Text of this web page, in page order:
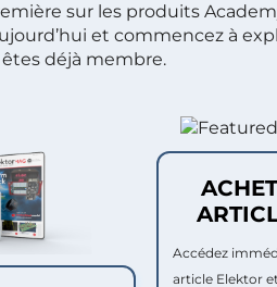
sur les produits
et commencez à
êtes déjà membre.
Accédez
article Elektor